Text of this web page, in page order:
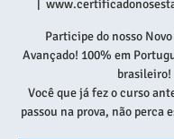
Participe do nosso Novo
Avançado! 100% em
brasileiro!
Você que já fez o curso
passou na prova, não perca